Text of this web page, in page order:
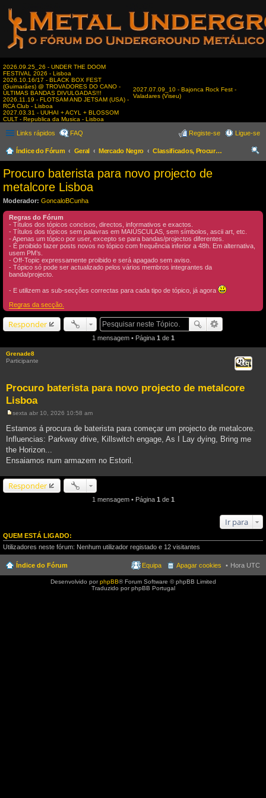
2026.09.25_26 - UNDER THE DOOM
FESTIVAL 2026 - Lisboa
2026.10.16/17 - BLACK BOX FEST
(Guimarães) @ TROVADORES DO CANO -
ÚLTIMAS BANDAS DIVULGADAS!!!
2026.11.19 - FLOTSAM AND JETSAM (USA) -
RCA Club - Lisboa
2027.03.31 - UUHAI + ACYL + BLOSSOM
CULT - Republica da Musica - Lisboa
2027.07.09_10 - Bajonca Rock Fest -
Valadares (Viseu)
Links rápidos FAQ Ligue-se
Registe-se
Índice do Fórum Geral Mercado Negro
Classificados, Procura & Oferta de Músicos
Procuro baterista para novo projecto de
metalcore Lisboa
Moderador: GoncaloBCunha
Regras do Fórum
- Títulos dos tópicos concisos, directos, informativos e exactos.
- Títulos dos tópicos sem palavras em MAIÚSCULAS, sem símbolos, ascii art, etc.
- Apenas um tópico por user, excepto se para bandas/projectos diferentes.
- É proibido fazer posts novos no tópico com frequência inferior a 48h. Em alternativa,
usem PM’s.
- Off-Topic expressamente proibido e será apagado sem aviso.
- Tópico só pode ser actualizado pelos vários membros integrantes da
banda/projecto.
- E utilizem as sub-secções correctas para cada tipo de tópico, já agora
Regras da secção.
Responder
1 mensagem • Página 1 de 1
Grenade8
Participante
Procuro baterista para novo projecto de metalcore
Lisboa
Citar
n
s
g
e
sexta abr 10, 2026 10:58 am
Estamos á procura de baterista para começar um projecto de metalcore.
Influencias: Parkway drive, Killswitch engage, As I Lay dying, Bring me
the Horizon...
Ensaiamos num armazem no Estoril.
Responder
1 mensagem • Página 1 de 1
Ir para
QUEM ESTÁ LIGADO:
Utilizadores neste fórum: Nenhum utilizador registado e 12 visitantes
Índice do Fórum Hora UTC
Apagar cookies
Equipa
Desenvolvido porphpBB® Forum Software © phpBB Limited
Traduzido por phpBB Portugal